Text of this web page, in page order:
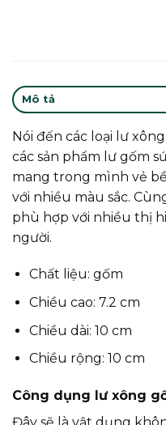
Mô tả
Nói đến các loại lư
các sản phẩm lư gốm
mang trong mình vẻ
với nhiều màu sắc.
phù hợp với nhiều thị
người.
Chất liệu: gốm
Chiều cao: 7.2 cm
Chiều dài: 10 cm
Chiều rộng: 10 cm
Công dụng lư xông